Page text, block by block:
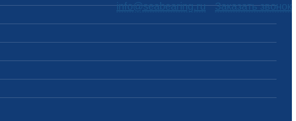
info@seabearing.ru Заказать звонок